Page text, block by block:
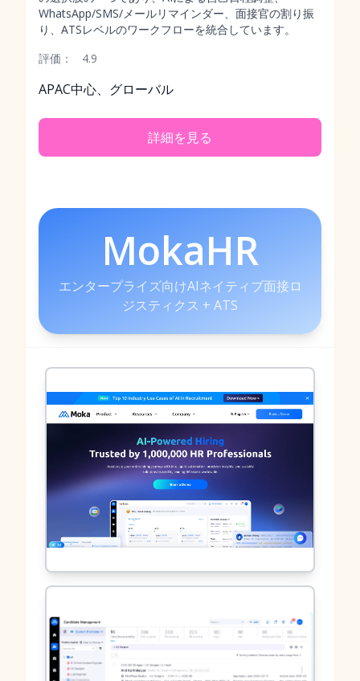
WhatsApp/SMS/メールリマインダー、面接官の割り振
り、ATSレベルのワークフローを統合しています。
評価：
4.9
APAC中心、グローバル
詳細を見る
MokaHR
エンタープライズ向けAIネイティブ面接ロ
ジスティクス + ATS